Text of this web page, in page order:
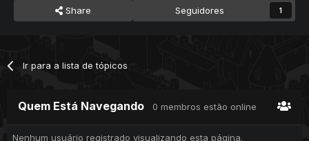
Share Seguidores 1
Ir para a lista de tópicos
Quem Está Navegando 0 membros estão online
Nenhum usuário registrado visualizando esta página.